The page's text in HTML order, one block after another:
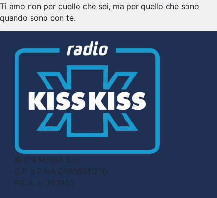
Ti amo non per quello che sei, ma per quello che sono
quando sono con te.
© CN MEDIA S.r.l.
C.F. e P.IVA 04998911210
R.E.A. n. 727803